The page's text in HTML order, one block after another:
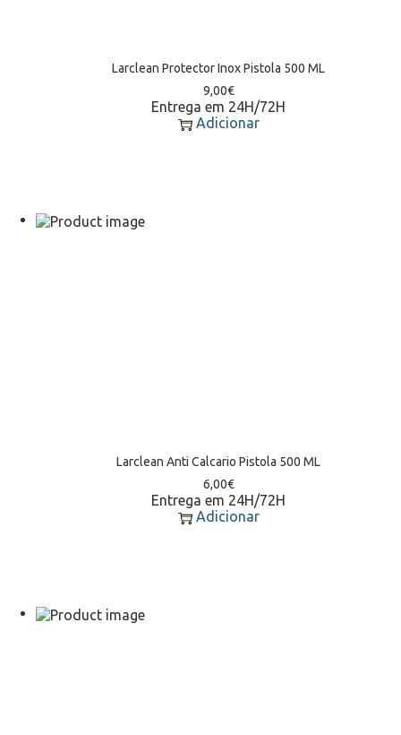
Larclean Protector Inox Pistola 500 ML
9,00€
Entrega em 24H/72H
Adicionar
Larclean Anti Calcario Pistola 500 ML
6,00€
Entrega em 24H/72H
Adicionar